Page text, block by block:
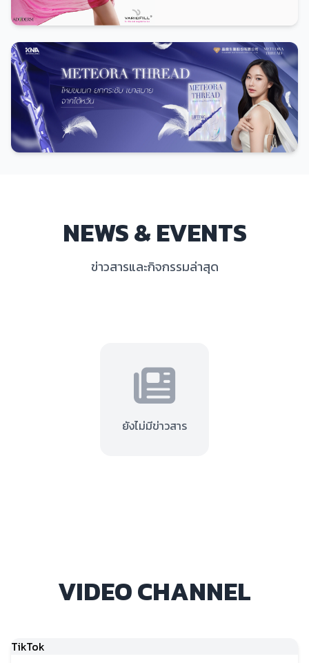
NEWS & EVENTS
ข่าวสารและกิจกรรมล่าสุด
ยังไม่มีข่าวสาร
VIDEO CHANNEL
TikTok